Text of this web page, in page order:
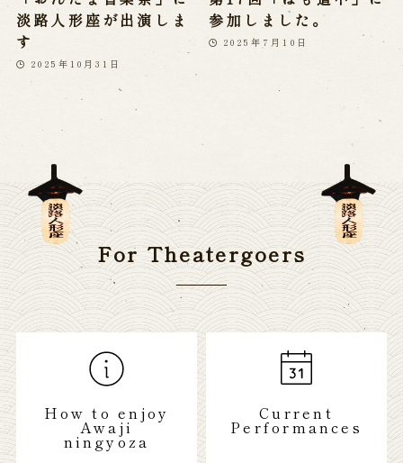
淡路人形座が出演しま
す
2025年10月31日
参加しました。
2025年7月10日
For Theatergoers
How to enjoy
Awaji
ningyoza
Current
Performances